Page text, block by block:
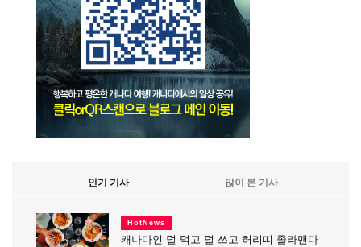
인기 기사 많이 본 기사
HotNews
캐나다인 덜 먹고 덜 쓰고 허리띠 졸라맨다